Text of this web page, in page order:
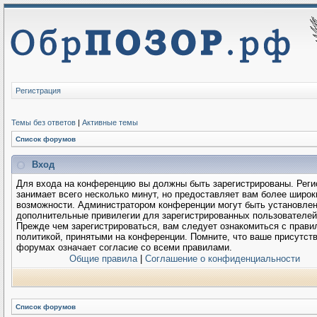
Регистрация
Темы без ответов | Активные темы
Список форумов
Вход
Для входа на конференцию вы должны быть зарегистрированы.
занимает всего несколько минут, но предоставляет вам более
возможности. Администратором конференции могут быть
дополнительные привилегии для зарегистрированных
Прежде чем зарегистрироваться, вам следует ознакомиться с
политикой, принятыми на конференции. Помните, что ваше
форумах означает согласие со всеми правилами.
Общие правила| Соглашение о конфиденциальности
Список форумов